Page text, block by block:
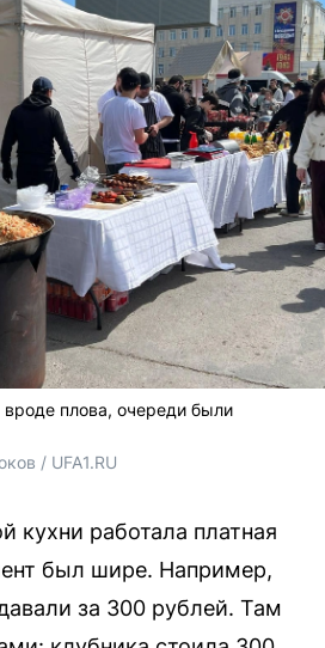
плова, очереди были
/ UFA1.RU
кухни работала платная
был шире. Например,
за 300 рублей. Там